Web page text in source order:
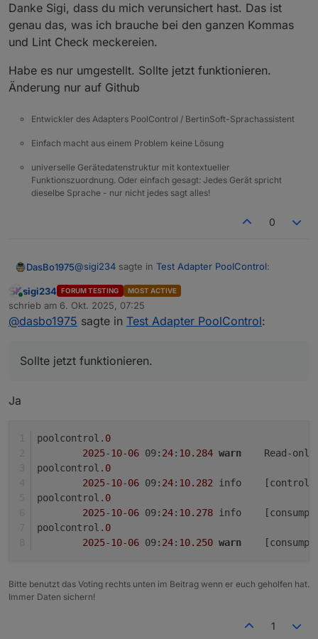
Danke Sigi, dass du mich verunsichert hast. Das ist
genau das, was ich brauche bei den ganzen Kommas
und Lint Check meckereien.
Habe es nur umgestellt. Sollte jetzt funktionieren.
Änderung nur auf Github
Entwickler des Adapters PoolControl / BertinSoft-Sprachassistent
Einfach macht aus einem Problem keine Lösung
universelle Gerätedatenstruktur mit kontextueller
Funktionszuordnung. Oder einfach gesagt: Jedes Gerät spricht
dieselbe Sprache - nur nicht jedes sagt alles!
0
DasBo1975@sigi234 sagte in Test Adapter PoolControl:
@dasbo1975sagte in
PoolControl:
Das macht der Resetbutton ebenfalls
gleich mit in einem Zuge
Danke Sigi, dass du mich verunsichert hast. Das ist
Kommas und Lint Check meckereien.
Habe es nur umgestellt. Sollte jetzt funktionieren.
Online
sigi234 FORUM TESTING MOST ACTIVE
schrieb am 6. Okt. 2025, 07:25
zuletzt editiert von
@dasbo1975 sagte in Test Adapter PoolControl:
Sollte jetzt funktionieren.
Ja
poolcontrol. 0
2025-10-06 09: 24: 10.284 warn
Read-
poolcontrol. 0
2025-10-06 09: 24: 10.282
info
poolcontrol. 0
2025-10-06 09: 24: 10.278
info
poolcontrol. 0
2025-10-06 09: 24: 10.250 warn
Bitte benutzt das Voting rechts unten im Beitrag wenn er euch geholfen hat.
Immer Daten sichern!
1